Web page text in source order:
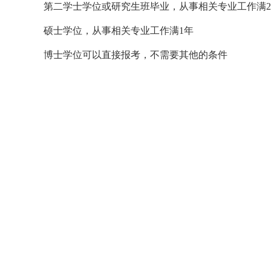
第二学士学位或研究生班毕业，从事相关专业工作满
硕士学位，从事相关专业工作满1年
博士学位可以直接报考，不需要其他的条件